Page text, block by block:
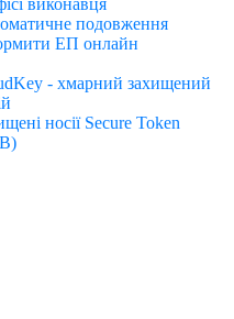
виконавця
подовження
ЕП онлайн
- хмарний захищений
носії Secure Token